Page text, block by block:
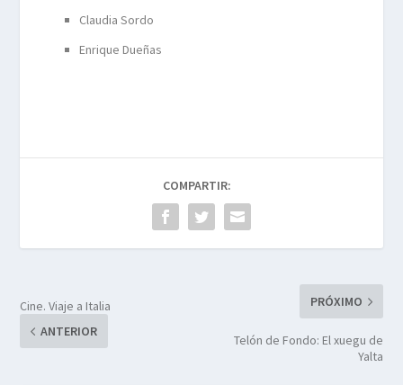
Claudia Sordo
Enrique Dueñas
COMPARTIR:
Cine. Viaje a Italia
ANTERIOR
PRÓXIMO
Telón de Fondo: El xuegu de
Yalta